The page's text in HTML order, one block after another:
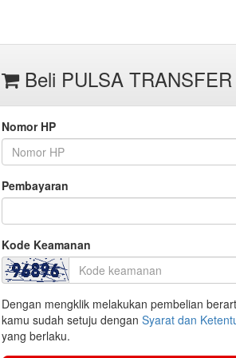
Beli PULSA TRANSFER
Nomor HP
Pembayaran
Kode Keamanan
Dengan mengklik melakukan pembelian
kamu sudah setuju dengan Syarat dan
yang berlaku.